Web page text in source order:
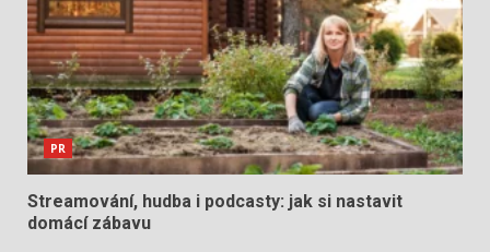
PR
Streamování, hudba i podcasty: jak si nastavit
domácí zábavu